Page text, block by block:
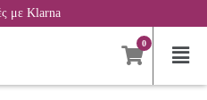
με Klarna
0